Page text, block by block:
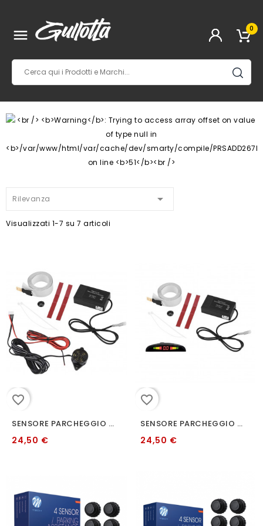
 0
Rilevanza 
Visualizzati 1-7 su 7 articoli
favorite_border
SENSORE PARCHEGGIO ELETTROMAGNETICO NO BUCHI INVISIBILE BEEP
24,50 €
favorite_border
SENSORE PARCHEGGIO ELETTROMAGNETICO NO BUCHI INVISIBILE DISPLAY
24,50 €